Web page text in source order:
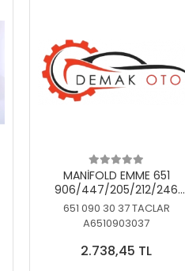
MANİFOLD EMME 651
906/447/205/212/246
KELEBEKSİZ
651 090 30 37 TACLAR
A6510903037
2.738,45 TL